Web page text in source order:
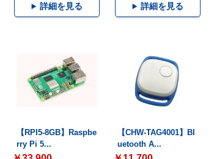
詳細を見る 詳細を見る
【RPI5-8GB】Raspbe
rry Pi 5...
【CHW-TAG4001】Bl
uetooth A...